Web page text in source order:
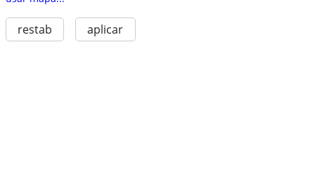
restab aplicar